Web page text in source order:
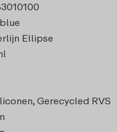
Ellipse
Gerecycled RVS